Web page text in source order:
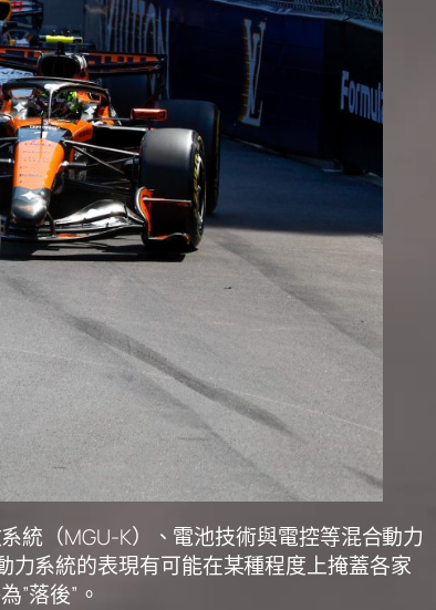
統（MGU-K）、電池技術與電控等混合動力
力系統的表現有可能在某種程度上掩蓋各家
”落後”。